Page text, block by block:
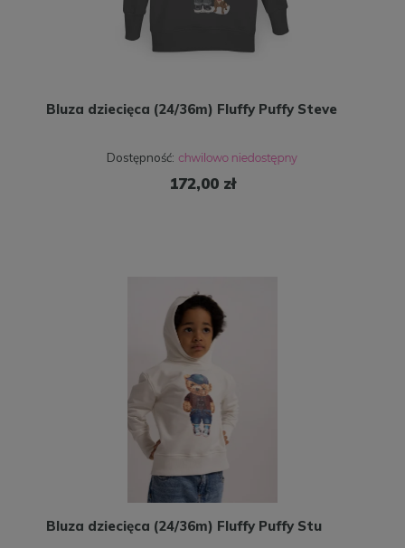
Bluza dziecięca (24/36m) Fluffy Puffy Steve
Dostępność:
172,00 zł
Bluza dziecięca (24/36m) Fluffy Puffy Stu